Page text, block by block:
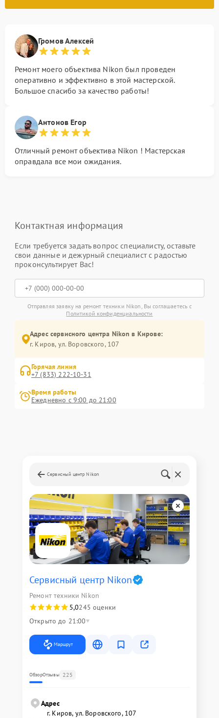
Громов Алексей
Ремонт моего объектива Nikon был проведен
оперативно и эффективно в этой мастерской.
Большое спасибо за качество работы!
Антонов Егор
Отличный ремонт объектива Nikon ! Мастерская
оправдала все мои ожидания.
Контактная информация
Если требуется задать вопрос специалисту, оставьте
свои данные и дежурный специалист с радостью
проконсультирует Вас!
Отправляя заявку на ремонт техники Nikon, Вы соглашаетесь с
Политикой конфиденциальности
Адрес сервисного центра Nikon в Кирове:
г. Киров, ул. Воровского, 107
Горячая линия
+7 (833) 222-10-31
Время работы
Ежедневно с 9:00 до 21:00
Сервисный центр Nikon
Сервисный центр Nikon
Ремонт техники Nikon
5,0245 оценки
Открыто до 21:00
Маршрут
ОбзорОтзывы 225
Адрес
г. Киров, ул. Воровского, 107